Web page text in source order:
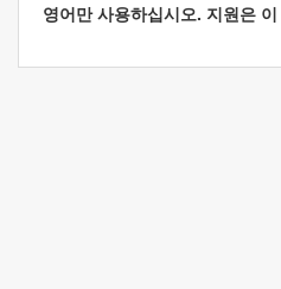
영어만 사용하십시오. 지원은